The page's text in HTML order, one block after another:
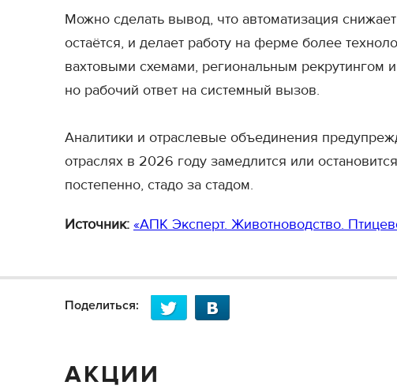
Можно сделать вывод, что автоматизация
остаётся, и делает работу на ферме более
вахтовыми схемами, региональным рекрутингом
но рабочий ответ на системный вызов.
Аналитики и отраслевые объединения
отраслях в 2026 году замедлится или
постепенно, стадо за стадом.
Источник: «АПК Эксперт. Животноводство.
Поделиться:
АКЦИИ